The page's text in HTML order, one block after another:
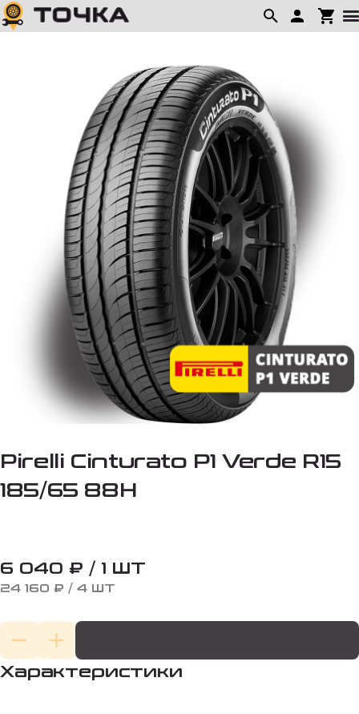
Pirelli Cinturato P1 Verde R15
185/65 88H
6 040 ₽ / 1 ШТ
24 160 ₽ / 4 ШТ
Характеристики